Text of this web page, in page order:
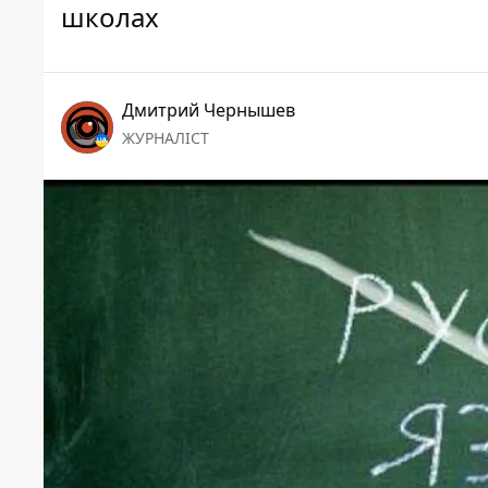
школах
Дмитрий Чернышев
ЖУРНАЛІСТ